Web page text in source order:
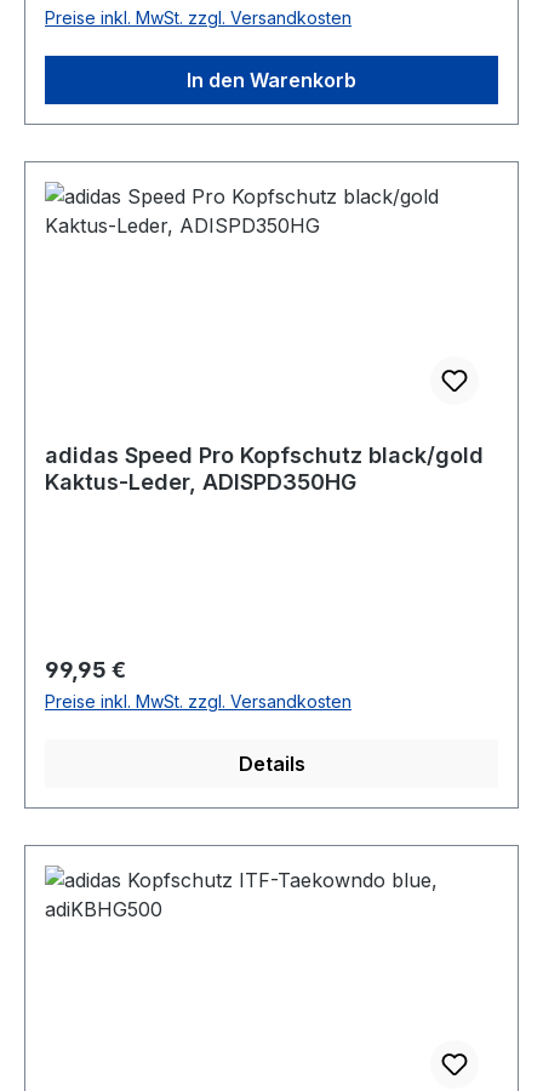
Preise inkl. MwSt. zzgl. Versandkosten
In den Warenkorb
adidas Speed Pro Kopfschutz black/gold
Kaktus-Leder, ADISPD350HG
Regulärer Preis:
99,95 €
Preise inkl. MwSt. zzgl. Versandkosten
Details